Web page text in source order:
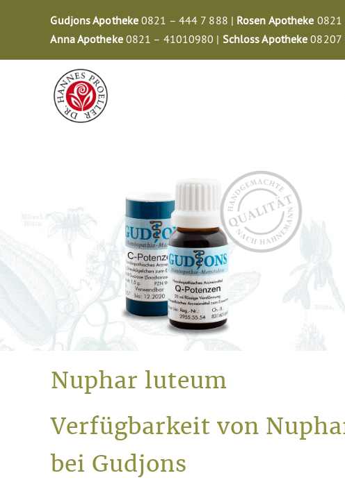
Gudjons Apotheke 0821 – 444 7 888 | Rosen Apotheke 0821
Anna Apotheke0821 – 41010980 | Schloss Apotheke 08207
Nuphar luteum
Verfügbarkeit von
bei Gudjons